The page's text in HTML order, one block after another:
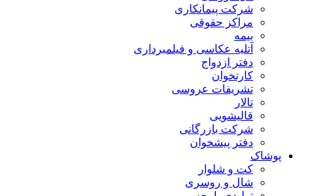
شرکت پیمانکاری
مراکز حقوقی
بیمه
آتلیه عکاسی و فیلمبرداری
دفتر ازدواج
کارتخوان
تشریفات عروسی
تالار
قالیشویی
شرکت بازرگانی
دفتر پیشخوان
پوشاک
کت و شلوار
شال و روسری